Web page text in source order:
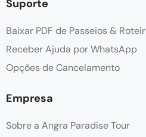
Suporte
Baixar PDF de Passeios &
Receber Ajuda por WhatsApp
Opções de Cancelamento
Empresa
Sobre a Angra Paradise Tour